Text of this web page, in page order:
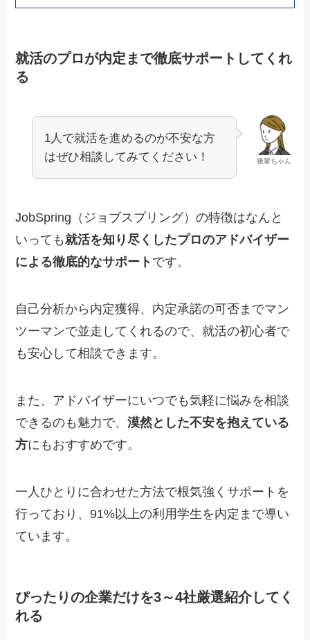
就活のプロが内定まで徹底サポートしてくれ
る
後輩ちゃん
1人で就活を進めるのが不安な方
はぜひ相談してみてください！
JobSpring（ジョブスプリング）の特徴はなんと
いっても就活を知り尽くしたプロのアドバイザー
による徹底的なサポート です。
自己分析から内定獲得、内定承諾の可否までマン
ツーマンで並走してくれるので、就活の初心者で
も安心して相談できます。
また、アドバイザーにいつでも気軽に悩みを相談
できるのも魅力で、漠然とした不安を抱えている
方にもおすすめです。
一人ひとりに合わせた方法で根気強くサポートを
行っており、91%以上の利用学生を内定まで導い
ています。
ぴったりの企業だけを3～4社厳選紹介してく
れる